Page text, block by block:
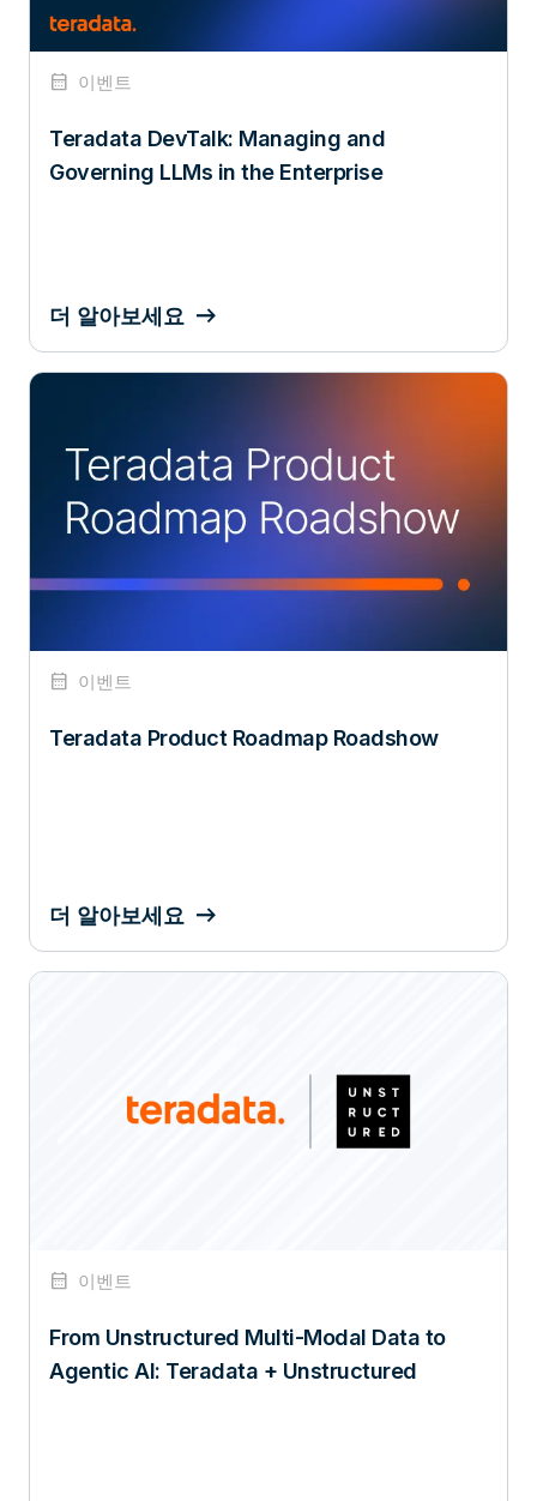
calendar_month 이벤트
Teradata DevTalk: Managing and
Governing LLMs in the Enterprise
더 알아보세요
calendar_month 이벤트
Teradata Product Roadmap Roadshow
더 알아보세요
calendar_month 이벤트
From Unstructured Multi-Modal Data to
Agentic AI: Teradata + Unstructured